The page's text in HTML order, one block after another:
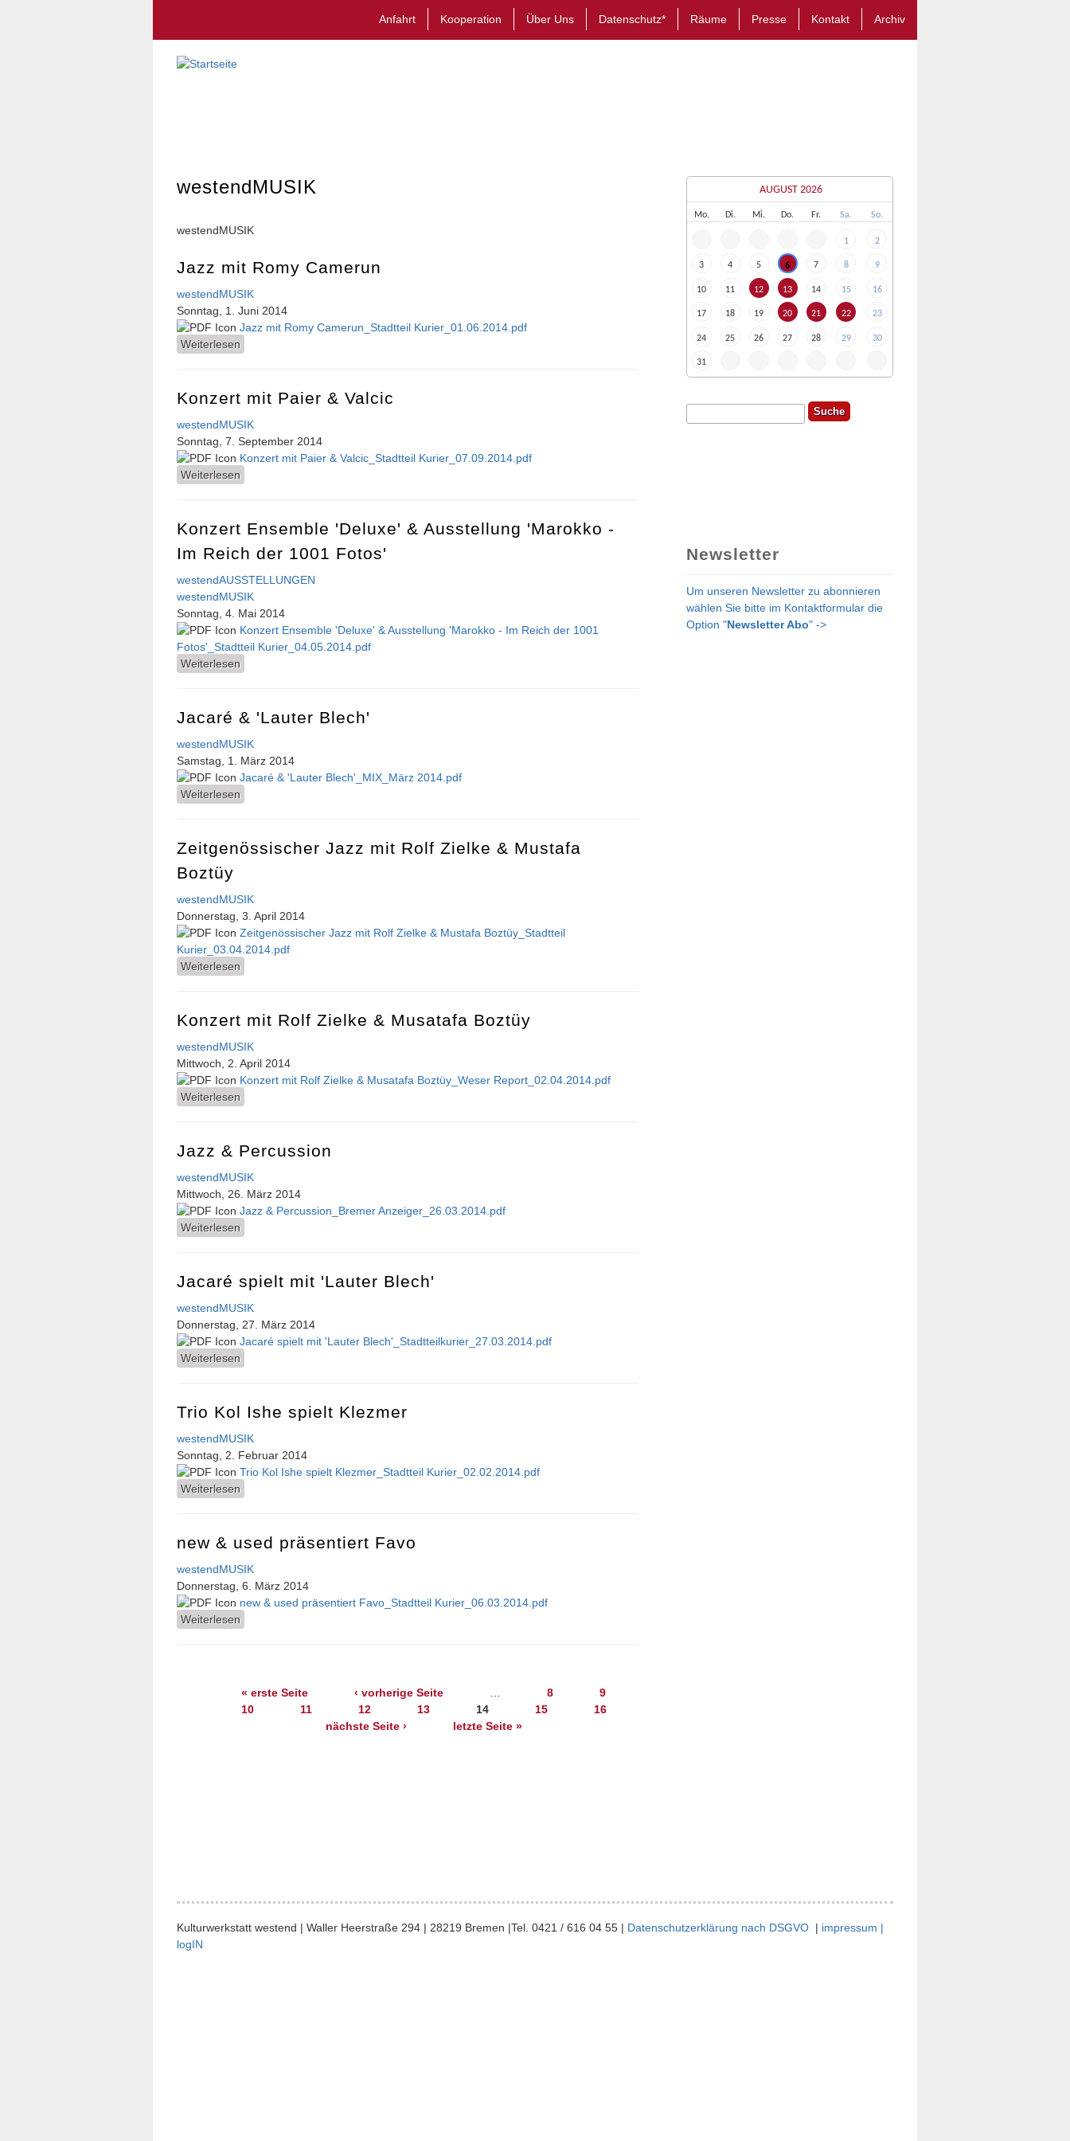
Anfahrt Kooperation Über Uns Datenschutz* Räume Presse Kontakt Archiv
westendMUSIK
westendMUSIK
Jazz mit Romy Camerun
westendMUSIK
Sonntag, 1. Juni 2014
Jazz mit Romy Camerun_Stadtteil Kurier_01.06.2014.pdf
Weiterlesen
Konzert mit Paier & Valcic
westendMUSIK
Sonntag, 7. September 2014
Konzert mit Paier & Valcic_Stadtteil Kurier_07.09.2014.pdf
Weiterlesen
Konzert Ensemble 'Deluxe' & Ausstellung 'Marokko -
Im Reich der 1001 Fotos'
westendAUSSTELLUNGEN
westendMUSIK
Sonntag, 4. Mai 2014
Konzert Ensemble 'Deluxe' & Ausstellung 'Marokko - Im Reich der 1001
Fotos'_Stadtteil Kurier_04.05.2014.pdf
Weiterlesen
Jacaré & 'Lauter Blech'
westendMUSIK
Samstag, 1. März 2014
Jacaré & 'Lauter Blech'_MIX_März 2014.pdf
Weiterlesen
Zeitgenössischer Jazz mit Rolf Zielke & Mustafa
Boztüy
westendMUSIK
Donnerstag, 3. April 2014
Zeitgenössischer Jazz mit Rolf Zielke & Mustafa Boztüy_Stadtteil
Kurier_03.04.2014.pdf
Weiterlesen
Konzert mit Rolf Zielke & Musatafa Boztüy
westendMUSIK
Mittwoch, 2. April 2014
Konzert mit Rolf Zielke & Musatafa Boztüy_Weser Report_02.04.2014.pdf
Weiterlesen
Jazz & Percussion
westendMUSIK
Mittwoch, 26. März 2014
Jazz & Percussion_Bremer Anzeiger_26.03.2014.pdf
Weiterlesen
Jacaré spielt mit 'Lauter Blech'
westendMUSIK
Donnerstag, 27. März 2014
Jacaré spielt mit 'Lauter Blech'_Stadtteilkurier_27.03.2014.pdf
Weiterlesen
Trio Kol Ishe spielt Klezmer
westendMUSIK
Sonntag, 2. Februar 2014
Trio Kol Ishe spielt Klezmer_Stadtteil Kurier_02.02.2014.pdf
Weiterlesen
new & used präsentiert Favo
westendMUSIK
Donnerstag, 6. März 2014
new & used präsentiert Favo_Stadtteil Kurier_06.03.2014.pdf
Weiterlesen
« erste Seite ‹ vorherige Seite 8
9
10
11 12 13 14 15
16
nächste Seite ›
letzte Seite »
Mo. Di. Mi. Do. Fr. Sa. So.
1 2
3 4 5 6 7 8 9
10 11 12 13 14 15 16
17 18 19 20 21 22 23
24 25 26 27 28 29 30
31
AUGUST 2026
Suchformular
Suche
Newsletter
Um unseren Newsletter zu abonnieren
wählen Sie bitte im Kontaktformular die
Option "Newsletter Abo" ->
Kulturwerkstatt westend | Waller Heerstraße 294 | 28219 Bremen |Tel. 0421 / 616 04 55 | Datenschutzerklärung nach DSGVO | impressum |
logIN